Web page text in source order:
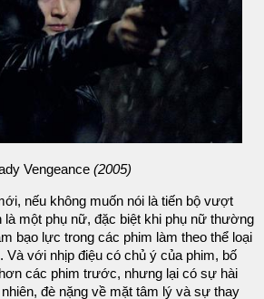
Vengeance (2005)
nếu không muốn nói là tiến bộ vượt
là một phụ nữ, đặc biệt khi phụ nữ thường
bạo lực trong các phim làm theo thể loại
Và với nhịp điệu có chủ ý của phim, bố
các phim trước, nhưng lại có sự hài
đè nặng về mặt tâm lý và sự thay